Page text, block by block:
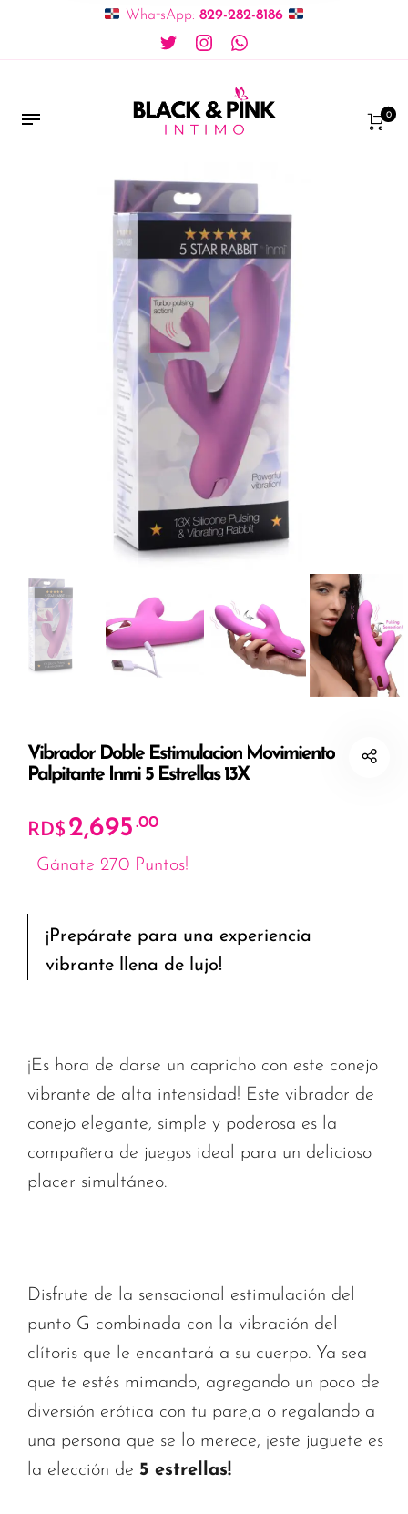
WhatsApp: 829-282-8186
0
Vibrador Doble Estimulacion Movimiento
Palpitante Inmi 5 Estrellas 13X
RD$ 2,695 .00
Gánate 270 Puntos!
¡Prepárate para una experiencia
vibrante llena de lujo!
¡Es hora de darse un capricho con este conejo
vibrante de alta intensidad! Este vibrador de
conejo elegante, simple y poderosa es la
compañera de juegos ideal para un delicioso
placer simultáneo.
Disfrute de la sensacional estimulación del
punto G combinada con la vibración del
clítoris que le encantará a su cuerpo. Ya sea
que te estés mimando, agregando un poco de
diversión erótica con tu pareja o regalando a
una persona que se lo merece, ¡este juguete es
la elección de 5 estrellas!